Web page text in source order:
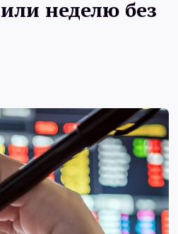
Статьи
Обзоры
Интервью
неделю без